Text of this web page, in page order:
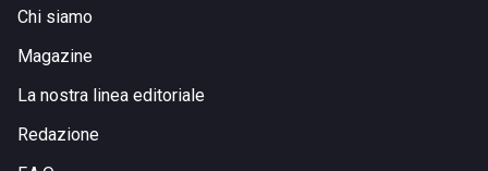
Chi siamo
Magazine
La nostra linea editoriale
Redazione